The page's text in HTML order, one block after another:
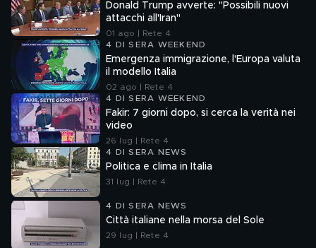
Donald Trump avverte: "Possibili nuovi
attacchi all'Iran"
01 ago | Rete 4
4 DI SERA WEEKEND
Emergenza immigrazione, l'Europa valuta
il modello Italia
02 ago | Rete 4
4 DI SERA WEEKEND
Fakir: 7 giorni dopo, si cerca la verità nei
video
26 lug | Rete 4
4 DI SERA NEWS
Politica e clima in Italia
31 lug | Rete 4
4 DI SERA NEWS
Città italiane nella morsa del Sole
29 lug | Rete 4